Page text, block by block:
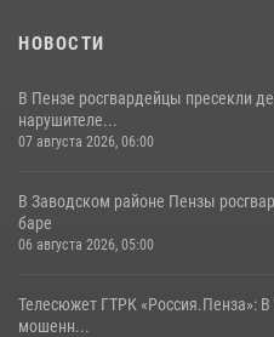
НОВОСТИ
В Пензе росгвардейцы пресекли
нарушителе...
07 августа 2026, 06:00
В Заводском районе Пензы
баре
06 августа 2026, 05:00
Телесюжет ГТРК «Россия.Пенза»:
мошенн...